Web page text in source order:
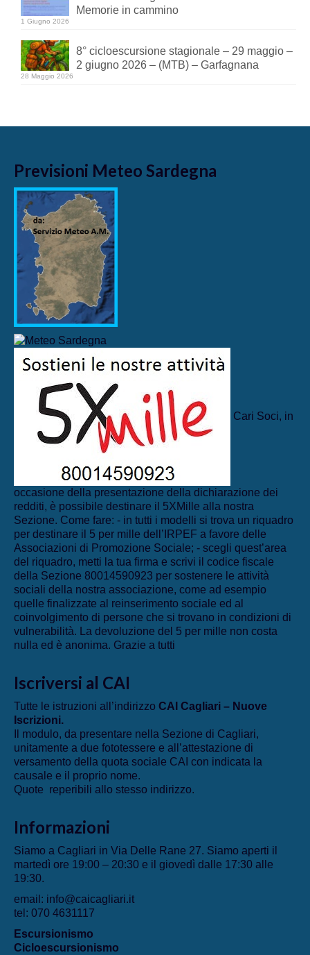
Memorie in cammino
1 Giugno 2026
8° cicloescursione stagionale – 29 maggio –
2 giugno 2026 – (MTB) – Garfagnana
28 Maggio 2026
Previsioni Meteo Sardegna
Cari Soci, in
occasione della presentazione della dichiarazione dei
redditi, è possibile destinare il 5XMille alla nostra
Sezione. Come fare: - in tutti i modelli si trova un riquadro
per destinare il 5 per mille dell’IRPEF a favore delle
Associazioni di Promozione Sociale; - scegli quest’area
del riquadro, metti la tua firma e scrivi il codice fiscale
della Sezione 80014590923 per sostenere le attività
sociali della nostra associazione, come ad esempio
quelle finalizzate al reinserimento sociale ed al
coinvolgimento di persone che si trovano in condizioni di
vulnerabilità. La devoluzione del 5 per mille non costa
nulla ed è anonima. Grazie a tutti
Iscriversi al CAI
Tutte le istruzioni all’indirizzo CAI Cagliari – Nuove
Iscrizioni.
Il modulo, da presentare nella Sezione di Cagliari,
unitamente a due fototessere e all’attestazione di
versamento della quota sociale CAI con indicata la
causale e il proprio nome.
Quote reperibili allo stesso indirizzo.
Informazioni
Siamo a Cagliari in Via Delle Rane 27. Siamo aperti il
martedì ore 19:00 – 20:30 e il giovedì dalle 17:30 alle
19:30.
email: info@caicagliari.it
tel: 070 4631117
Escursionismo
Cicloescursionismo